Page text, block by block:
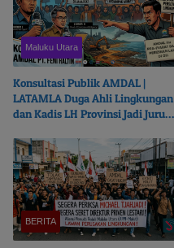
Maluku Utara
Konsultasi Publik AMDAL |
LATAMLA Duga Ahli Lingkungan
dan Kadis LH Provinsi Jadi Juru
BERITA